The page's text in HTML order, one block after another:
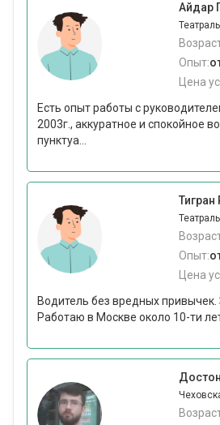
Айдар
Опыт:
Цена
Есть опыт работы с
2003г., аккуратное и спокойное
пунктуа...
Тигран
Опыт:
Цена
Водитель без вредных привычек.
Работаю в Москве около 10-ти